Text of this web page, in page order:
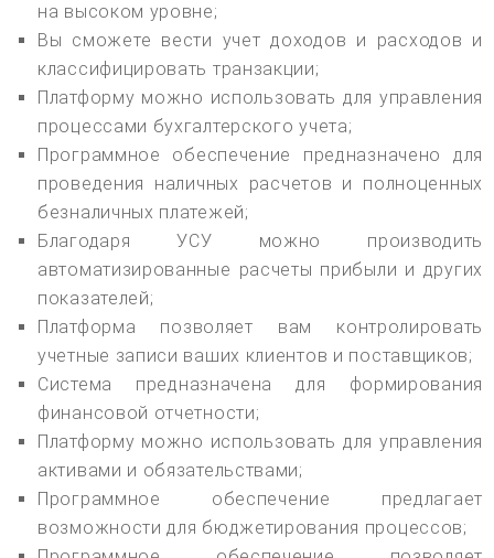
на высоком уровне;
Вы сможете вести учет доходов и расходов и
классифицировать транзакции;
Платформу можно использовать для управления
процессами бухгалтерского учета;
Программное обеспечение предназначено для
проведения наличных расчетов и полноценных
безналичных платежей;
Благодаря УСУ можно производить
автоматизированные расчеты прибыли и других
показателей;
Платформа позволяет вам контролировать
учетные записи ваших клиентов и поставщиков;
Система предназначена для формирования
финансовой отчетности;
Платформу можно использовать для управления
активами и обязательствами;
Программное обеспечение предлагает
возможности для бюджетирования процессов;